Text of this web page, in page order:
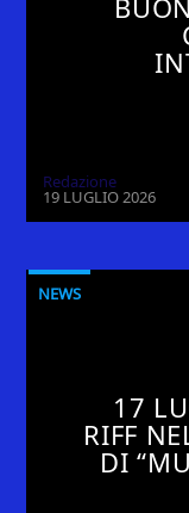
Redazione
19 LUGLIO 2026
NEWS
17
RIFF
DI